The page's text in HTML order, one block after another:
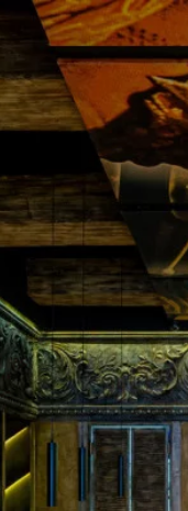
Сайт
Повышаем
доставки
Ждем вас
До